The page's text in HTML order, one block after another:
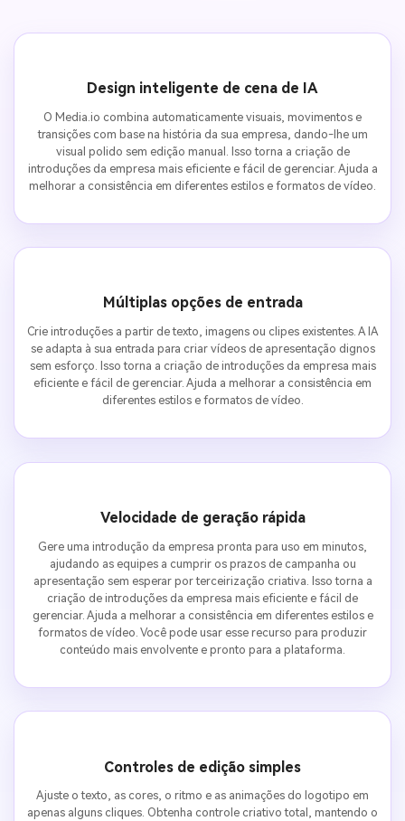
Design inteligente de cena de IA
O Media.io combina automaticamente visuais, movimentos e
transições com base na história da sua empresa, dando-lhe um
visual polido sem edição manual. Isso torna a criação de
introduções da empresa mais eficiente e fácil de gerenciar. Ajuda a
melhorar a consistência em diferentes estilos e formatos de vídeo.
Múltiplas opções de entrada
Crie introduções a partir de texto, imagens ou clipes existentes. A IA
se adapta à sua entrada para criar vídeos de apresentação dignos
sem esforço. Isso torna a criação de introduções da empresa mais
eficiente e fácil de gerenciar. Ajuda a melhorar a consistência em
diferentes estilos e formatos de vídeo.
Velocidade de geração rápida
Gere uma introdução da empresa pronta para uso em minutos,
ajudando as equipes a cumprir os prazos de campanha ou
apresentação sem esperar por terceirização criativa. Isso torna a
criação de introduções da empresa mais eficiente e fácil de
gerenciar. Ajuda a melhorar a consistência em diferentes estilos e
formatos de vídeo. Você pode usar esse recurso para produzir
conteúdo mais envolvente e pronto para a plataforma.
Controles de edição simples
Ajuste o texto, as cores, o ritmo e as animações do logotipo em
apenas alguns cliques. Obtenha controle criativo total, mantendo o